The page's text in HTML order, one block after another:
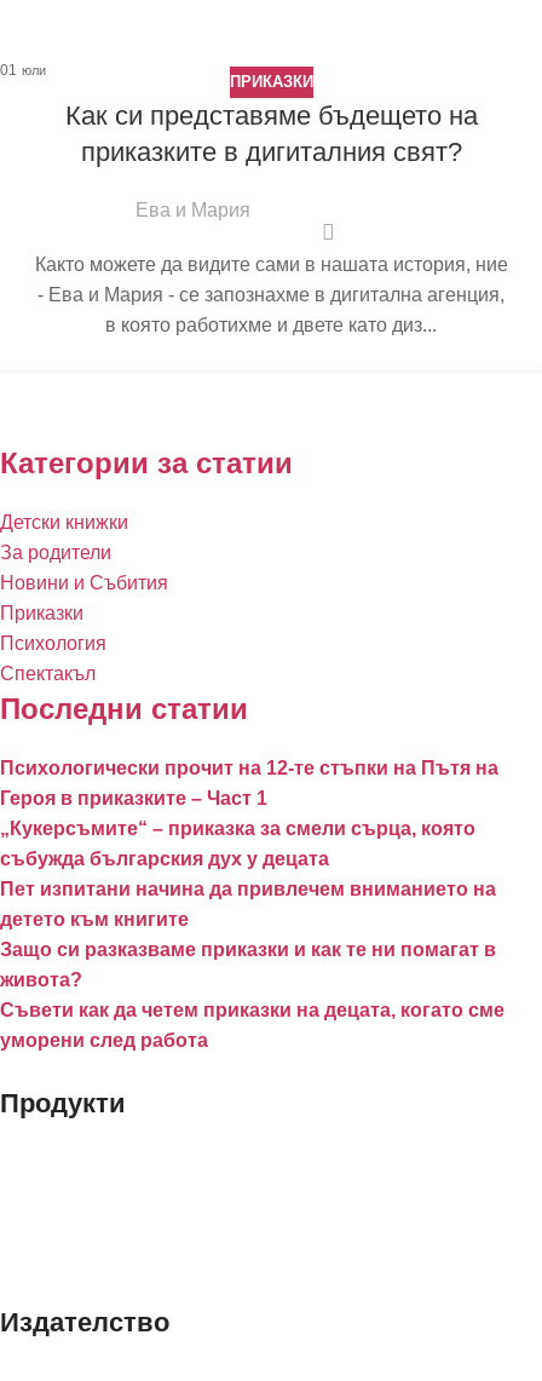
01 юли
ПРИКАЗКИ
Как си представяме бъдещето на
приказките в дигиталния свят?
Ева и Мария
Както можете да видите сами в нашата история, ние
- Ева и Мария - се запознахме в дигитална агенция,
в която работихме и двете като диз...
Категории за статии
Детски книжки
За родители
Новини и Събития
Приказки
Психология
Спектакъл
Последни статии
Психологически прочит на 12-те стъпки на Пътя на
Героя в приказките – Част 1
„Кукерсъмите“ – приказка за смели сърца, която
събужда българския дух у децата
Пет изпитани начина да привлечем вниманието на
детето към книгите
Защо си разказваме приказки и как те ни помагат в
живота?
Съвети как да четем приказки на децата, когато сме
уморени след работа
Продукти
Издателство